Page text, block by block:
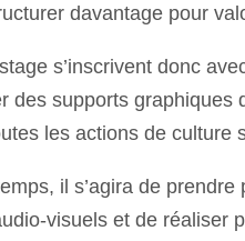
davantage pour
s’inscrivent donc
des supports
les actions de culture
il s’agira de
visuels et de réaliser